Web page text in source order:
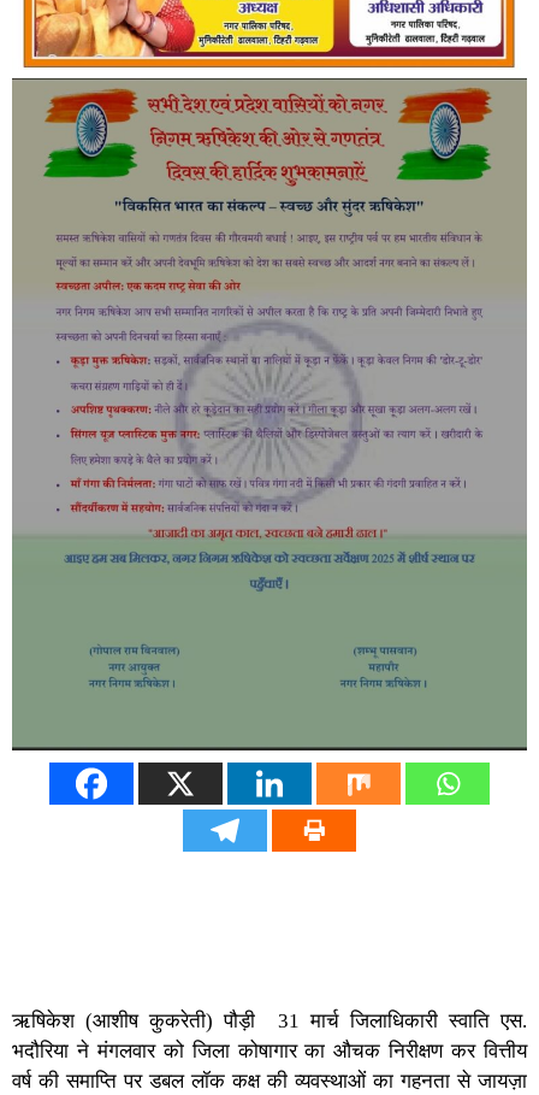
ऋषिकेश (आशीष कुकरेती) पौड़ी 31 मार्च जिलाधिकारी स्वाति एस.
भदौरिया ने मंगलवार को जिला कोषागार का औचक निरीक्षण कर वित्तीय
वर्ष की समाप्ति पर डबल लॉक कक्ष की व्यवस्थाओं का गहनता से जायज़ा